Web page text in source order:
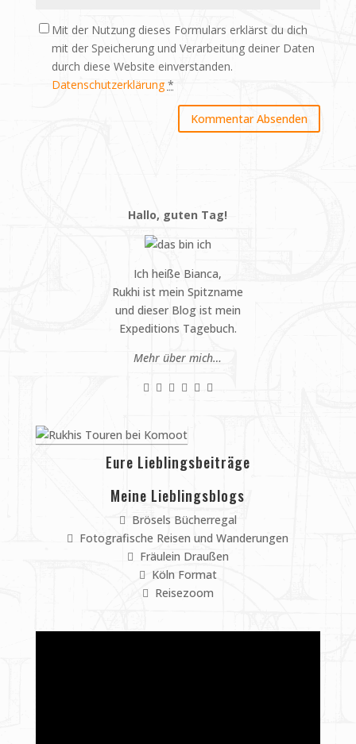
Mit der Nutzung dieses Formulars erklärst du dich
mit der Speicherung und Verarbeitung deiner Daten
durch diese Website einverstanden.
Datenschutzerklärung *
Hallo, guten Tag!
Ich heiße Bianca,
Rukhi ist mein Spitzname
und dieser Blog ist mein
Expeditions Tagebuch.
Mehr über mich…
Eure Lieblingsbeiträge
Meine Lieblingsblogs
Brösels Bücherregal
Fotografische Reisen und Wanderungen
Fräulein Draußen
Köln Format
Reisezoom